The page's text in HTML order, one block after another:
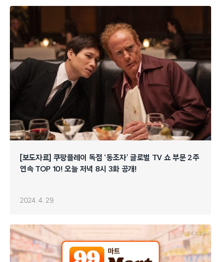
[보도자료] 쿠팡플레이 독점 ‘동조자’ 글로벌 TV 쇼 부문 2주
연속 TOP 10! 오늘 저녁 8시 3화 공개!
2024. 4. 29.